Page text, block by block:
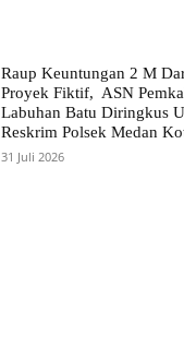
Raup Keuntungan 2 M
Proyek Fiktif, ASN
Labuhan Batu Diringkus
Reskrim Polsek Medan
31 Juli 2026